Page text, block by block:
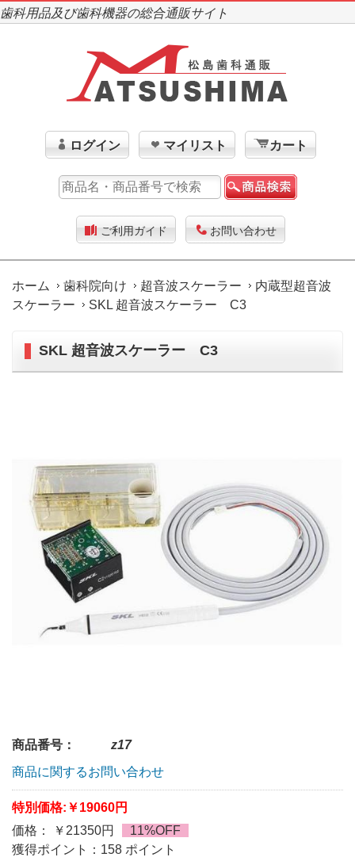
歯科用品及び歯科機器の総合通販サイト
ログイン マイリスト カート
ご利用ガイド お問い合わせ
ホーム 歯科院向け 超音波スケーラー
内蔵型超音波
スケーラー
SKL 超音波スケーラー C3
SKL 超音波スケーラー C3
商品番号：
z17
商品に関するお問い合わせ
特別価格: ￥19060円
価格： ￥21350円
11%OFF
獲得ポイント：158 ポイント